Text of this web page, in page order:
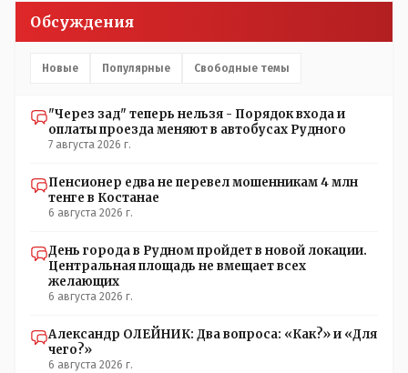
Кондуктор - помимо удобства - несомненно рабочие
места. Сколько людей можно трудоустроить? Но зачем,
контролировать , и (в редких случаях оплаты наличкой)
умудряемся похерить(
Обсуждения
Новые Популярные Свободные темы
"Через зад" теперь нельзя - Порядок входа и
оплаты проезда меняют в автобусах Рудного
7 августа 2026 г.
Пенсионер едва не перевел мошенникам 4 млн
тенге в Костанае
6 августа 2026 г.
День города в Рудном пройдет в новой локации.
Центральная площадь не вмещает всех
желающих
6 августа 2026 г.
Александр ОЛЕЙНИК: Два вопроса: «Как?» и «Для
чего?»
6 августа 2026 г.